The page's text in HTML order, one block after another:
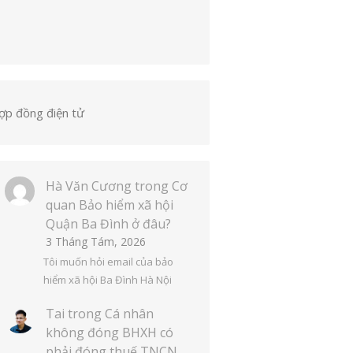
đồng điện tử
Hà Văn Cương trong Cơ
quan Bảo hiểm xã hội
Quận Ba Đình ở đâu?
3 Tháng Tám, 2026
Tôi muốn hỏi email của bảo
hiểm xã hội Ba Đình Hà Nội
Tai trong Cá nhân
không đóng BHXH có